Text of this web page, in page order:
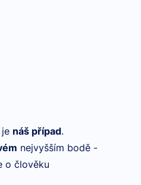
náš případ.
nejvyšším bodě -
o člověku